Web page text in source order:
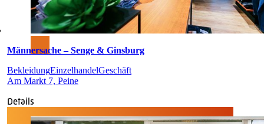
Männersache – Senge & Ginsburg
BekleidungEinzelhandelGeschäft
Am Markt 7, Peine
Details